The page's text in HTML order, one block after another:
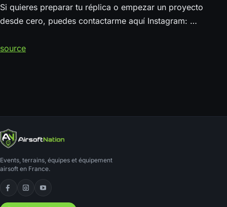
Si quieres preparar tu réplica o empezar un proyecto
desde cero, puedes contactarme aquí Instagram: …
source
Events, terrains, équipes et équipement
airsoft en France.
Facebook
Instagram
YouTube